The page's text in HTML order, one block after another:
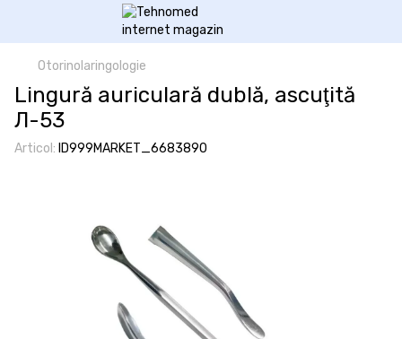
Otorinolaringologie
Lingură auriculară dublă, ascuţită
Л-53
Articol: ID999MARKET_6683890